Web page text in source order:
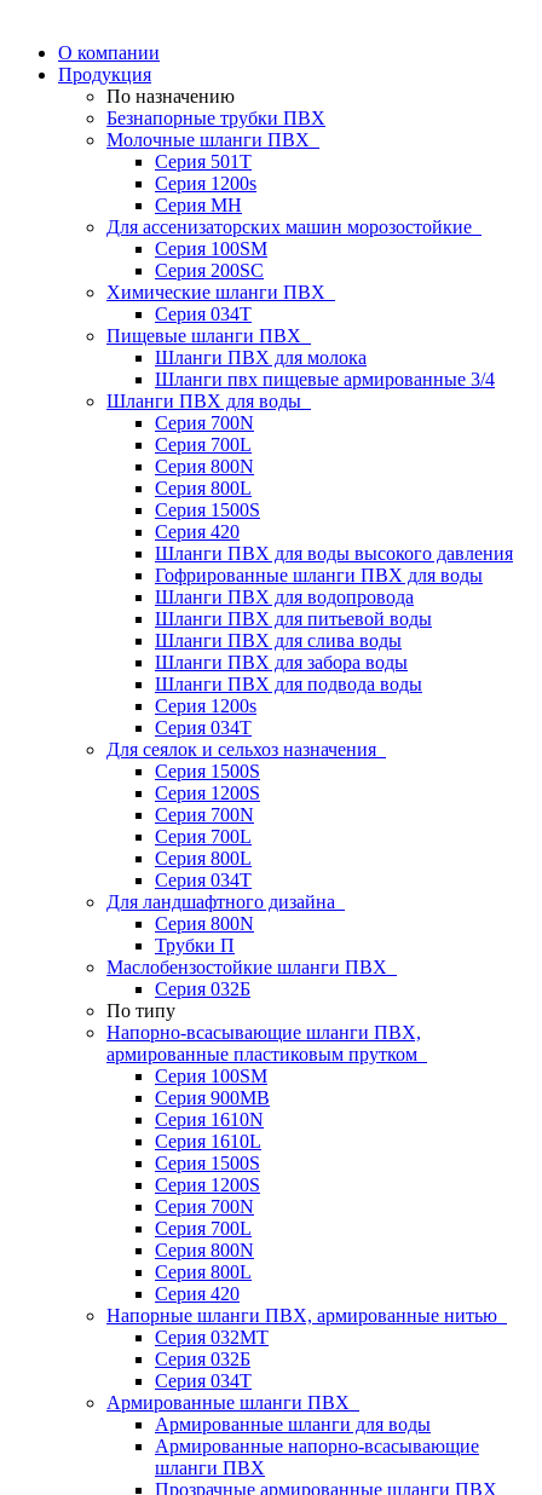
О компании
Продукция
По назначению
Безнапорные трубки ПВХ
Молочные шланги ПВХ
Серия 501T
Серия 1200s
Серия МН
Для ассенизаторских машин морозостойкие
Серия 100SM
Серия 200SС
Химические шланги ПВХ
Серия 034Т
Пищевые шланги ПВХ
Шланги ПВХ для молока
Шланги пвх пищевые армированные 3/4
Шланги ПВХ для воды
Серия 700N
Серия 700L
Серия 800N
Серия 800L
Серия 1500S
Серия 420
Шланги ПВХ для воды высокого давления
Гофрированные шланги ПВХ для воды
Шланги ПВХ для водопровода
Шланги ПВХ для питьевой воды
Шланги ПВХ для слива воды
Шланги ПВХ для забора воды
Шланги ПВХ для подвода воды
Серия 1200s
Серия 034Т
Для сеялок и сельхоз назначения
Серия 1500S
Серия 1200S
Серия 700N
Серия 700L
Серия 800L
Серия 034T
Для ландшафтного дизайна
Серия 800N
Трубки П
Маслобензостойкие шланги ПВХ
Серия 032Б
По типу
Напорно-всасывающие шланги ПВХ,
армированные пластиковым прутком
Серия 100SM
Серия 900MB
Серия 1610N
Серия 1610L
Серия 1500S
Серия 1200S
Серия 700N
Серия 700L
Серия 800N
Серия 800L
Серия 420
Напорные шланги ПВХ, армированные нитью
Серия 032МТ
Серия 032Б
Серия 034Т
Армированные шланги ПВХ
Армированные шланги для воды
Армированные напорно-всасывающие
шланги ПВХ
Прозрачные армированные шланги ПВХ